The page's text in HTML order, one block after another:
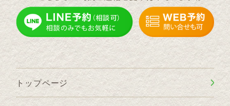
トップページ